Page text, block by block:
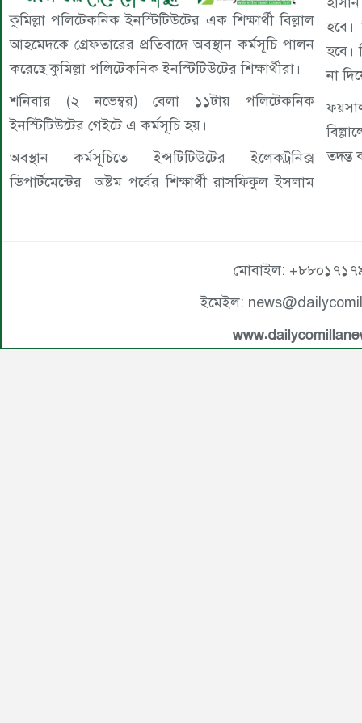
কুমিল্লা পলিটেকনিক ইনস্টিটিউটের এক শিক্ষার্থী বিল্লাল
আহমেদকে গ্রেফতারের প্রতিবাদে অবস্থান কর্মসূচি পালন
করেছে কুমিল্লা পলিটেকনিক ইনস্টিটিউটের শিক্ষার্থীরা।
শনিবার (২ নভেম্বর) বেলা ১১টায় পলিটেকনিক
ইনস্টিটিউটের গেইটে এ কর্মসূচি হয়।
অবস্থান কর্মসূচিতে ইন্সটিটিউটের ইলেকট্রনিক্স
ডিপার্টমেন্টের অষ্টম পর্বের শিক্ষার্থী রাসফিকুল ইসলাম
হবে।
হবে।
না
তদন্ত
মোবাইল:
ইমেইল: